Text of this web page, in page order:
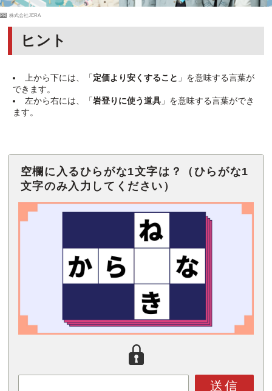
PR 株式会社JERA
ヒント
上から下には、「定価より安くすること 」を意味する言葉が
できます。
左から右には、「岩登りに使う道具」を意味する言葉ができ
ます。
空欄に入るひらがな1文字は？（ひらがな1
文字のみ入力してください）
送信